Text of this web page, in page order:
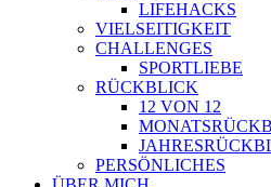
LIFEHACKS
VIELSEITIGKEIT
CHALLENGES
SPORTLIEBE
RÜCKBLICK
12 VON 12
PERSÖNLICHES